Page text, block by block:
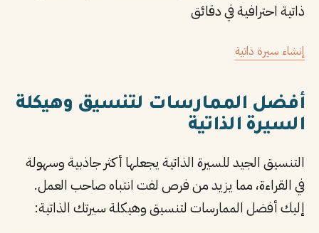
ذاتية احترافية في دقائق
إنشاء سيرة ذاتية
أفضل الممارسات لتنسيق وهيكلة
السيرة الذاتية
التنسيق الجيد للسيرة الذاتية يجعلها أكثر جاذبية وسهولة
في القراءة، مما يزيد من فرص لفت انتباه صاحب العمل.
إليك أفضل الممارسات لتنسيق وهيكلة سيرتك الذاتية: